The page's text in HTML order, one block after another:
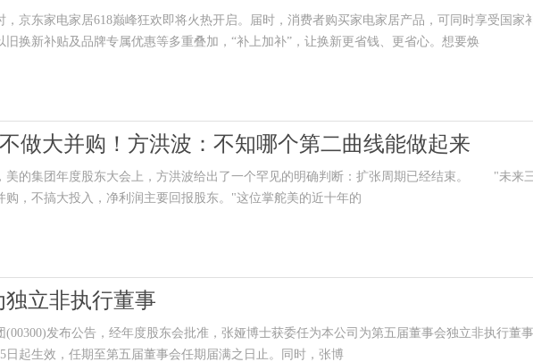
，京东家电家居618巅峰狂欢即将火热开启。届时，消费者购买家电家居产品，可同时享受国家
旧换新补贴及品牌专属优惠等多重叠加，“补上加补”，让换新更省钱、更省心。想要焕
做大并购！方洪波：不知哪个第二曲线能做起来
的集团年度股东大会上，方洪波给出了一个罕见的明确判断：扩张周期已经结束。 "未来
购，不搞大投入，净利润主要回报股东。"这位掌舵美的近十年的
立非执行董事
发布公告，经年度股东会批准，张娅博士获委任为本公司为第五届董事会独立非执行董事
日起生效，任期至第五届董事会任期届满之日止。同时，张博